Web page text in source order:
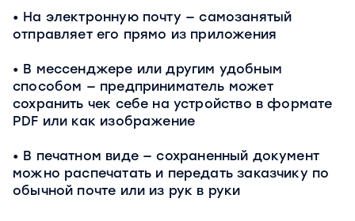
На электронную почту — самозанятый
отправляет его прямо из приложения
В мессенджере или другим удобным
способом — предприниматель может
сохранить чек себе на устройство в формате
PDF или как изображение
В печатном виде — сохраненный документ
можно распечатать и передать заказчику по
обычной почте или из рук в руки